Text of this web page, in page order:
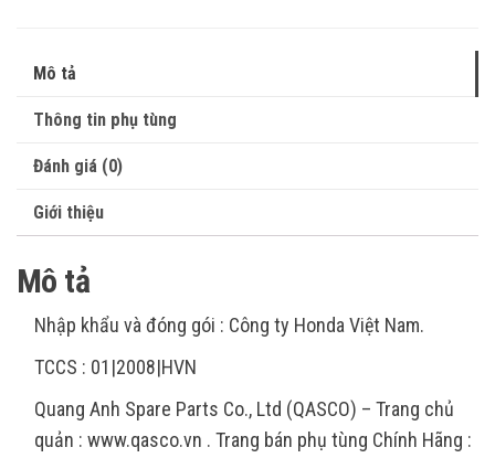
Mô tả
Thông tin phụ tùng
Đánh giá (0)
Giới thiệu
Mô tả
Nhập khẩu và đóng gói : Công ty Honda Việt Nam.
TCCS : 01|2008|HVN
Quang Anh Spare Parts Co., Ltd (QASCO) – Trang chủ
quản : www.qasco.vn . Trang bán phụ tùng Chính Hãng :